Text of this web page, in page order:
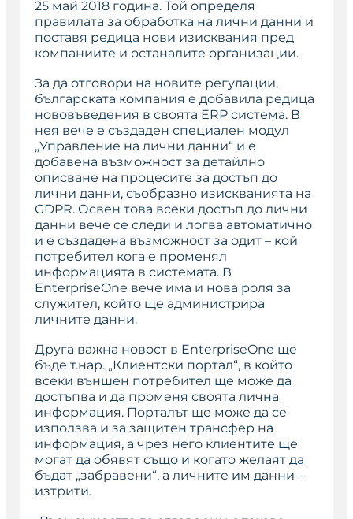
25 май 2018 година. Той определя
правилата за обработка на лични данни и
поставя редица нови изисквания пред
компаниите и останалите организации.
За да отговори на новите регулации,
българската компания е добавила редица
нововъведения в своята ERP система. В
нея вече е създаден специален модул
„Управление на лични данни“ и е
добавена възможност за детайлно
описване на процесите за достъп до
лични данни, съобразно изискванията на
GDPR. Освен това всеки достъп до лични
данни вече се следи и логва автоматично
и е създадена възможност за одит – кой
потребител кога е променял
информацията в системата. В
EnterpriseOne вече има и нова роля за
служител, който ще администрира
личните данни.
Друга важна новост в EnterpriseOne ще
бъде т.нар. „Клиентски портал“, в който
всеки външен потребител ще може да
достъпва и да променя своята лична
информация. Порталът ще може да се
използва и за защитен трансфер на
информация, а чрез него клиентите ще
могат да обявят също и когато желаят да
бъдат „забравени“, а личните им данни –
изтрити.